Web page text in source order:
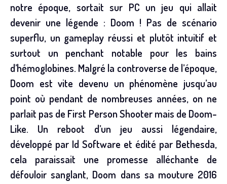
notre époque, sortait sur PC un jeu qui allait
devenir une légende : Doom ! Pas de scénario
superflu, un gameplay réussi et plutôt intuitif et
surtout un penchant notable pour les bains
d’hémoglobines. Malgré la controverse de l’époque,
Doom est vite devenu un phénomène jusqu’au
point où pendant de nombreuses années, on ne
parlait pas de First Person Shooter mais de Doom-
Like. Un reboot d’un jeu aussi légendaire,
développé par Id Software et édité par Bethesda,
cela paraissait une promesse alléchante de
défouloir sanglant, Doom dans sa mouture 2016